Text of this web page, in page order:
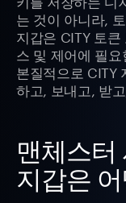
는 것이 아니라,
지갑은 CITY 토
스 및 제어에 필
본질적으로 CITY
하고, 보내고, 받
맨체스터
지갑은